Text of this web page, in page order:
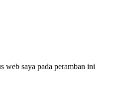
web saya pada peramban ini